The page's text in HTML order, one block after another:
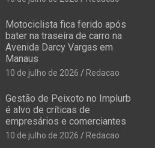
Motociclista fica ferido após
bater na traseira de carro na
Avenida Darcy Vargas em
Manaus
10 de julho de 2026 Redacao
Gestão de Peixoto no Implurb
é alvo de críticas de
empresários e comerciantes
10 de julho de 2026 Redacao